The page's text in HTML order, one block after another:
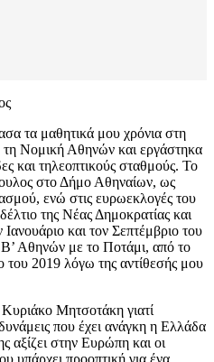
τα μαθητικά μου χρόνια στη
Νομική Αθηνών και εργάστηκα
και τηλεοπτικούς σταθμούς. Το
στο Δήμο Αθηναίων, ως
ενώ στις ευρωεκλογές του
της Νέας Δημοκρατίας και
και τον Σεπτέμβριο του
Αθηνών με το Ποτάμι, από το
του 2019 λόγω της αντίθεσής μου
Μητσοτάκη γιατί
που έχει ανάγκη η Ελλάδα
αξίζει στην Ευρώπη και οι